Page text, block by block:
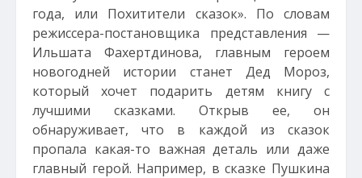
года, или Похитители сказок». По словам
режиссера-постановщика представления —
Ильшата Фахертдинова, главным героем
новогодней истории станет Дед Мороз,
который хочет подарить детям книгу с
лучшими сказками. Открыв ее, он
обнаруживает, что в каждой из сказок
пропала какая-то важная деталь или даже
главный герой. Например, в сказке Пушкина